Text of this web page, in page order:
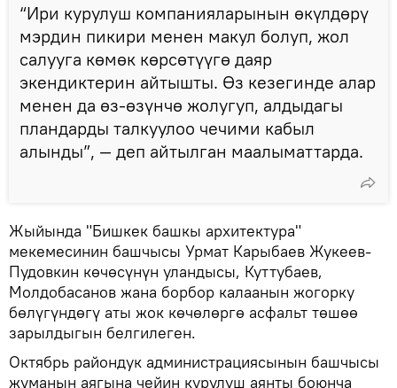
“Ири курулуш компанияларынын өкүлдөрү
мэрдин пикири менен макул болуп, жол
салууга көмөк көрсөтүүгө даяр
экендиктерин айтышты. Өз кезегинде алар
менен да өз-өзүнчө жолугуп, алдыдагы
пландарды талкуулоо чечими кабыл
алынды”, — деп айтылган маалыматтарда.
Жыйында "Бишкек башкы архитектура"
мекемесинин башчысы Урмат Карыбаев Жукеев-
Пудовкин көчөсүнүн уландысы, Куттубаев,
Молдобасанов жана борбор калаанын жогорку
бөлүгүндөгү аты жок көчөлөргө асфальт төшөө
зарылдыгын белгилеген.
Октябрь райондук администрациясынын башчысы
жуманын аягына чейин курулуш аянты боюнча